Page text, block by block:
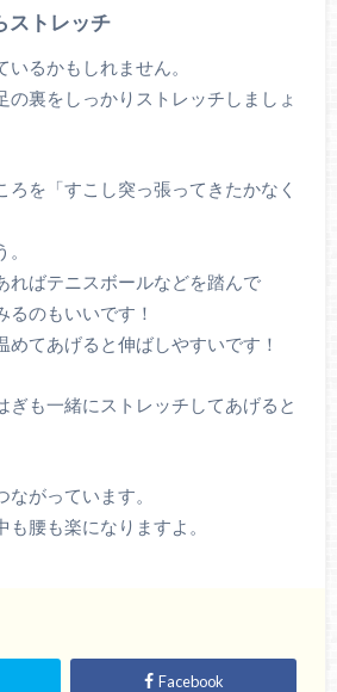
ストレッチ
いるかもしれません。
の裏をしっかりストレッチしましょ
ろを「すこし突っ張ってきたかなく
ればテニスボールなどを踏んで
るのもいいです！
めてあげると伸ばしやすいです！
ぎも一緒にストレッチしてあげると
がっています。
腰も楽になりますよ。
Facebook